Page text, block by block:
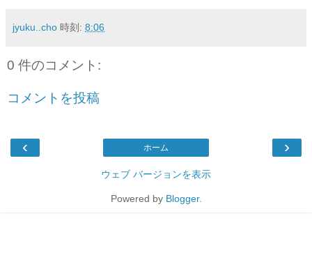
jyuku..cho 時刻: 8:06
0 件のコメント:
コメントを投稿
‹ ›
ホーム
ウェブ バージョンを表示
Powered by Blogger.